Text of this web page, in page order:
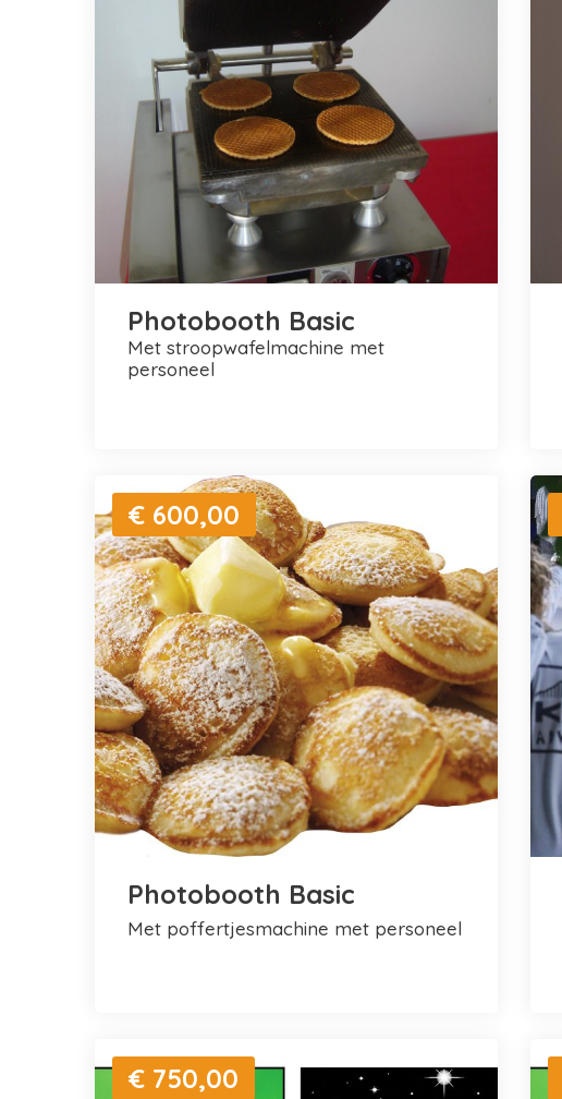
Photobooth Basic
met stroopwafelmachine met
personeel
€ 600,00
Photobooth Basic
met poffertjesmachine met personeel
€ 750,00